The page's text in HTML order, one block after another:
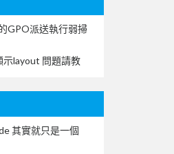
GPO派送執行弱掃
示layout 問題請教
其實就只是一個